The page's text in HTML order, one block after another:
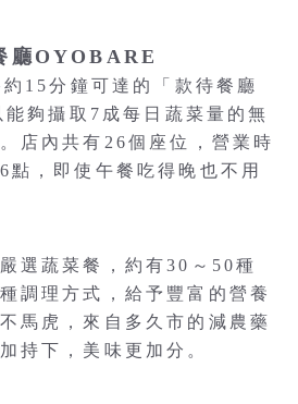
廳OYOBARE
15分鐘可達的「款待餐廳
夠攝取7成每日蔬菜量的無
店內共有26個座位，營業時
點，即使午餐吃得晚也不用
選蔬菜餐，約有30～50種
調理方式，給予豐富的營養
馬虎，來自多久市的減農藥
持下，美味更加分。